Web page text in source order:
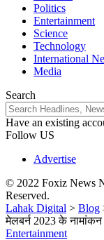
Politics
Entertainment
Science
Technology
International
Media
Search
Have an existing
Follow US
Advertise
© 2022 Foxiz News
Reserved.
Lahak Digital > Blog
मेलबर्न 2023 के नामांकन
Entertainment